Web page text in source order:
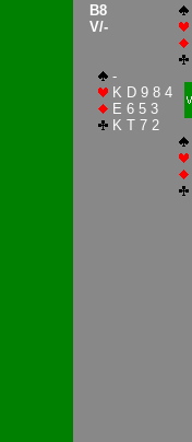
B8
V/-
-
K D 9 8 4
E 6 5 3
K T 7 2